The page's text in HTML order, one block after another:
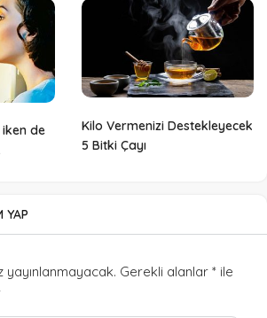
de
Kilo Vermenizi Destekleyecek
5 Bitki Çayı
YAP
Gerekli alanlar * ile